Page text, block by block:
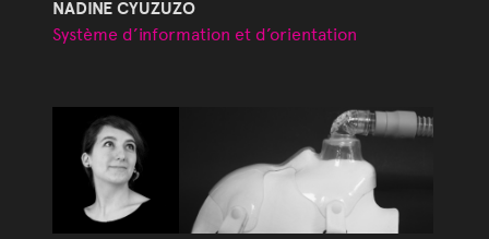
NADINE CYUZUZO
Système d’information et d’orientation